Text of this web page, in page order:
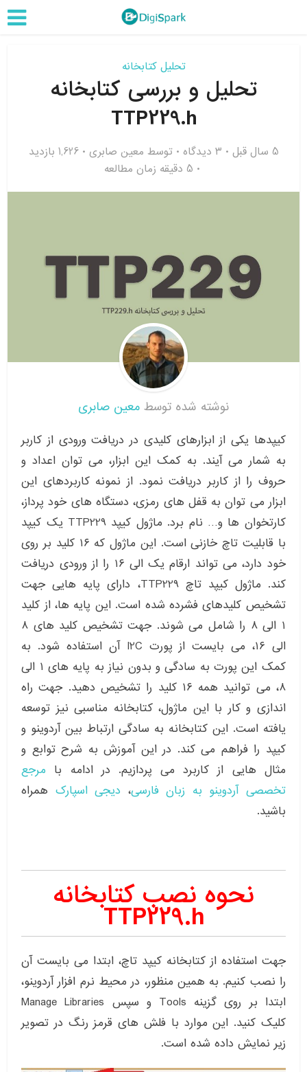
تحلیل کتابخانه
تحلیل و بررسی کتابخانه
TTP229.h
5 سال قبل ۳ دیدگاه توسط معین صابری
1,626 بازدید
5 دقیقه زمان مطالعه
نوشته شده توسط معین صابری
کیپدها یکی از ابزارهای کلیدی در دریافت ورودی از کاربر
به شمار می آیند. به کمک این ابزار، می توان اعداد و
حروف را از کاربر دریافت نمود. از نمونه کاربردهای این
ابزار می توان به قفل های رمزی، دستگاه های خود پرداز،
کارتخوان ها و… نام برد. ماژول کیپد TTP229 یک کیپد
با قابلیت تاچ خازنی است. این ماژول که ۱۶ کلید بر روی
خود دارد، می تواند ارقام یک الی ۱۶ را از ورودی دریافت
کند. ماژول کیپد تاچ TTP229، دارای پایه هایی جهت
تشخیص کلیدهای فشرده شده است. این پایه ها، از کلید
۱ الی ۸ را شامل می شوند. جهت تشخیص کلید های ۸
الی ۱۶، می بایست از پورت I2C آن استفاده شود. به
کمک این پورت به سادگی و بدون نیاز به پایه های ۱ الی
۸، می توانید همه ۱۶ کلید را تشخیص دهید. جهت راه
اندازی و کار با این ماژول، کتابخانه مناسبی نیز توسعه
یافته است. این کتابخانه به سادگی ارتباط بین آردوینو و
کیپد را فراهم می کند. در این آموزش به شرح توابع و
مثال هایی از کاربرد می پردازیم. در ادامه با مرجع
تخصصی آردوینو به زبان فارسی، دیجی اسپارک همراه
باشید.
نحوه نصب کتابخانه
TTP229.h
جهت استفاده از کتابخانه کیپد تاچ، ابتدا می بایست آن
را نصب کنیم. به همین منظور، در محیط نرم افزار آردوینو،
ابتدا بر روی گزینه Tools و سپس Manage Libraries
کلیک کنید. این موارد با فلش های قرمز رنگ در تصویر
زیر نمایش داده شده است.